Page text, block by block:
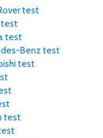
test
test
test
Benz test
test
test